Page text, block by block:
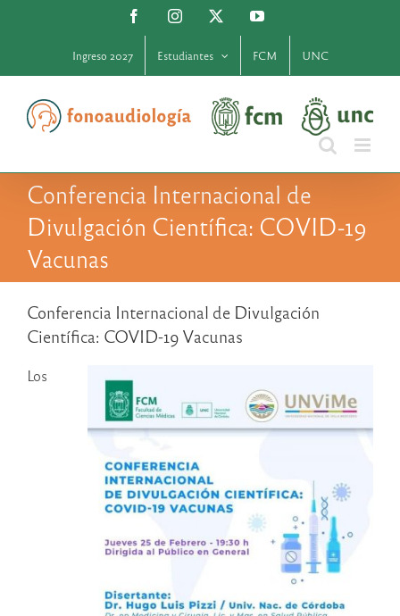
FacebookInstagram YouTube
Ingreso 2027 Estudiantes FCM UNC
Conferencia Internacional de
Divulgación Científica: COVID-19
Vacunas
Conferencia Internacional de Divulgación
Científica: COVID-19 Vacunas
Los